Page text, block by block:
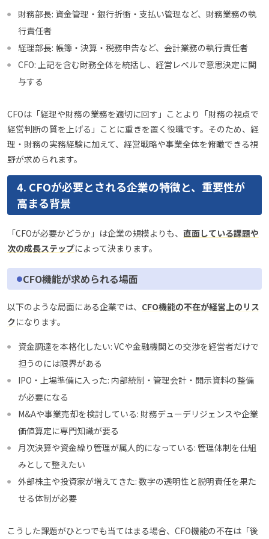
財務部長: 資金管理・銀行折衝・支払い管理など、財務業務の執
行責任者
経理部長: 帳簿・決算・税務申告など、会計業務の執行責任者
CFO: 上記を含む財務全体を統括し、経営レベルで意思決定に関
与する
CFOは「経理や財務の業務を適切に回す」ことより「財務の視点で
経営判断の質を上げる」ことに重きを置く役職です。そのため、経
理・財務の実務経験に加えて、経営戦略や事業全体を俯瞰できる視
野が求められます。
4. CFOが必要とされる企業の特徴と、重要性が
高まる背景
「CFOが必要かどうか」は企業の規模よりも、 直面している課題や
次の成長ステップによって決まります。
CFO機能が求められる場面
以下のような局面にある企業では、 CFO機能の不在が経営上のリス
クになります。
資金調達を本格化したい: VCや金融機関との交渉を経営者だけで
担うのには限界がある
IPO・上場準備に入った: 内部統制・管理会計・開示資料の整備
が必要になる
M&Aや事業売却を検討している: 財務デューデリジェンスや企業
価値算定に専門知識が要る
月次決算や資金繰り管理が属人的になっている: 管理体制を仕組
みとして整えたい
外部株主や投資家が増えてきた: 数字の透明性と説明責任を果た
せる体制が必要
こうした課題がひとつでも当てはまる場合、CFO機能の不在は「後